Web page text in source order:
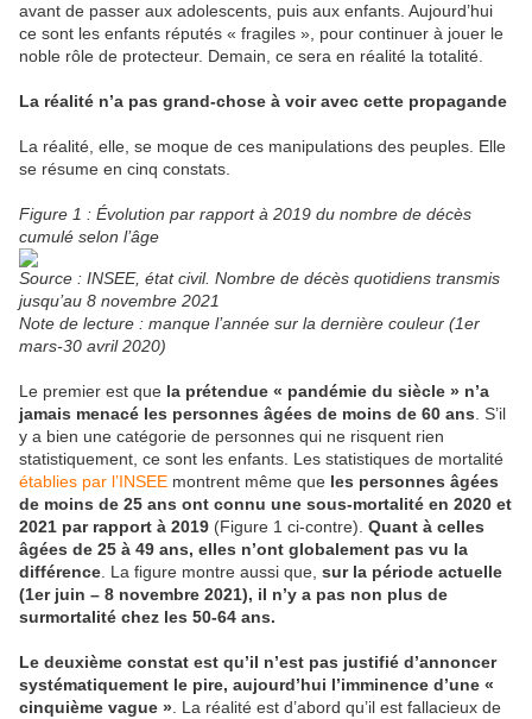
avant de passer aux adolescents, puis aux enfants. Aujourd’hui
ce sont les enfants réputés « fragiles », pour continuer à jouer le
noble rôle de protecteur. Demain, ce sera en réalité la totalité.
La réalité n’a pas grand-chose à voir avec cette propagande
La réalité, elle, se moque de ces manipulations des peuples. Elle
se résume en cinq constats.
Figure 1 : Évolution par rapport à 2019 du nombre de décès
cumulé selon l’âge
Source : INSEE, état civil. Nombre de décès quotidiens transmis
jusqu’au 8 novembre 2021
Note de lecture : manque l’année sur la dernière couleur (1er
mars-30 avril 2020)
Le premier est que la prétendue « pandémie du siècle » n’a
jamais menacé les personnes âgées de moins de 60 ans . S’il
y a bien une catégorie de personnes qui ne risquent rien
statistiquement, ce sont les enfants. Les statistiques de mortalité
établies par l’INSEE montrent même que les personnes âgées
de moins de 25 ans ont connu une sous-mortalité en 2020 et
2021 par rapport à 2019 (Figure 1 ci-contre). Quant à celles
âgées de 25 à 49 ans, elles n’ont globalement pas vu la
différence . La figure montre aussi que, sur la période actuelle
(1er juin – 8 novembre 2021), il n’y a pas non plus de
surmortalité chez les 50-64 ans.
Le deuxième constat est qu’il n’est pas justifié d’annoncer
systématiquement le pire, aujourd’hui l’imminence d’une «
cinquième vague » . La réalité est d’abord qu’il est fallacieux de